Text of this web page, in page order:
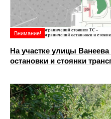
Внимание!
На участке улицы
остановки и стоянки